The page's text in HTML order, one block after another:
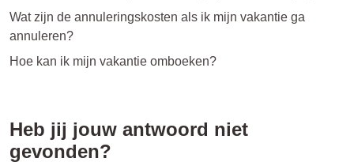
Wat zijn de annuleringskosten als ik mijn vakantie ga
annuleren?
Hoe kan ik mijn vakantie omboeken?
Heb jij jouw antwoord niet
gevonden?